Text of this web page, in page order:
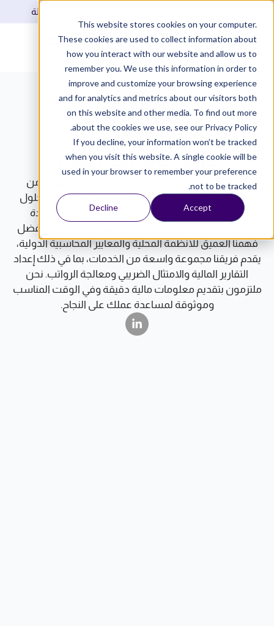
This website stores cookies on your computer.
These cookies are used to collect information about
how you interact with our website and allow us to
remember you. We use this information in order to
improve and customize your browsing experience
and for analytics and metrics about our visitors both
on this website and other media. To find out more
about the cookies we use, see our Privacy Policy.
If you decline, your information won’t be tracked
when you visit this website. A single cookie will be
used in your browser to remember your preference
not to be tracked.
Accept
Decline
حدد موعد للمقابلة
فريق مزيد المحاسبي
يتألف فريق المحاسبة في شركة مزيد من مجموعة من
المحترفين ذوي المهارات العالية والمكرسين لتقديم حلول
مالية شاملة مصممة خصيصًا لتلبية الاحتياجات الفريدة
للشركات العاملة في دول مجلس التعاون الخليجي. وبفضل
فهمنا العميق للأنظمة المحلية والمعايير المحاسبية الدولية،
يقدم فريقنا مجموعة واسعة من الخدمات، بما في ذلك إعداد
التقارير المالية والامتثال الضريبي ومعالجة الرواتب. نحن
ملتزمون بتقديم معلومات مالية دقيقة وفي الوقت المناسب
وموثوقة لمساعدة عملك على النجاح.